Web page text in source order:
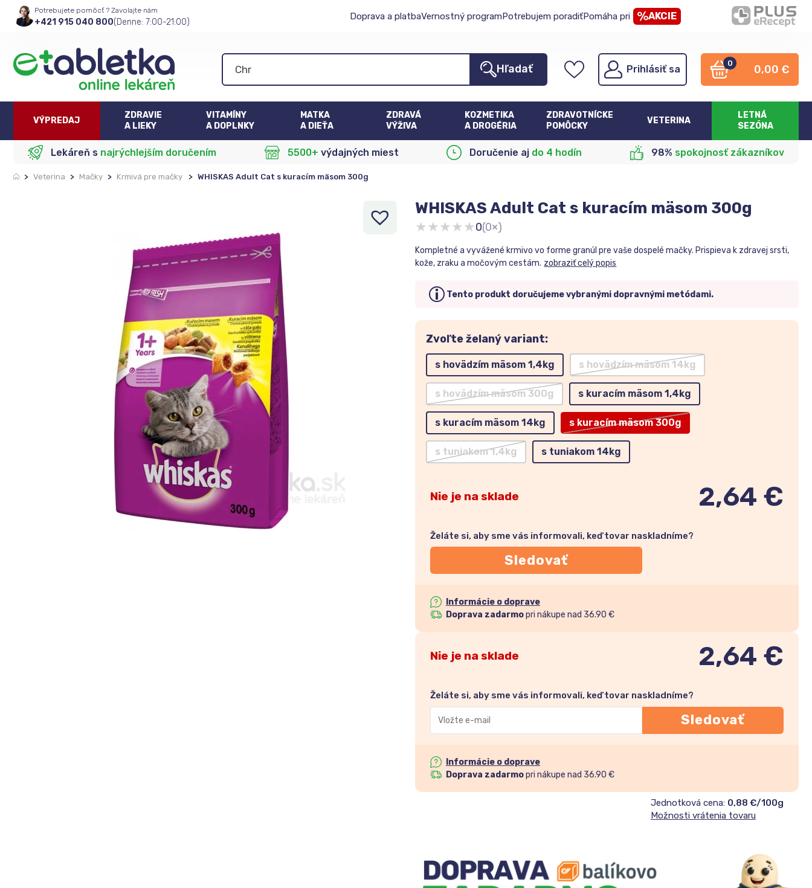
Potrebujete pomôcť ? Zavolajte nám
+421 915 040 800(Denne: 7:00-21:00)
Doprava a platbaVernostný programPotrebujem poradiťPomáha pri AKCIE
Hľadať Prihlásiť sa
0 0,00 €
VÝPREDAJ
ZDRAVIE
A LIEKY
VITAMÍNY
A DOPLNKY
MATKA
A DIEŤA
ZDRAVÁ
VÝŽIVA
KOZMETIKA
A DROGÉRIA
ZDRAVOTNÍCKE
POMÔCKY
VETERINA
LETNÁ
SEZÓNA
Lekáreň s najrýchlejším doručením 5500+ výdajných miest Doručenie aj do 4 hodín 98% spokojnosť zákazníkov
> Veterina > Mačky > Krmivá pre mačky > WHISKAS Adult Cat s kuracím mäsom 300g
WHISKAS Adult Cat s kuracím mäsom 300g
★★★★★0(0×)
Kompletné a vyvážené krmivo vo forme granúl pre vaše dospelé mačky. Prispieva k zdravej srsti,
kože, zraku a močovým cestám. zobraziť celý popis
Tento produkt doručujeme vybranými dopravnými metódami.
Zvoľte želaný variant:
s hovädzím mäsom 1,4kg s hovädzím mäsom 14kg
s hovädzím mäsom 300g s kuracím mäsom 1,4kg
s kuracím mäsom 14kg s kuracím mäsom 300g
s tuniakom 1,4kg s tuniakom 14kg
Nie je na sklade 2,64 €
Želáte si, aby sme vás informovali, keď tovar naskladníme?
Sledovať
Informácie o doprave
Doprava zadarmopri nákupe nad 36.90 €
Nie je na sklade 2,64 €
Želáte si, aby sme vás informovali, keď tovar naskladníme?
mailovú
adresu
čakateľov
Sledovať
Informácie o doprave
Doprava zadarmopri nákupe nad 36.90 €
Jednotková cena: 0,88 €/100g
Možnosti vrátenia tovaru